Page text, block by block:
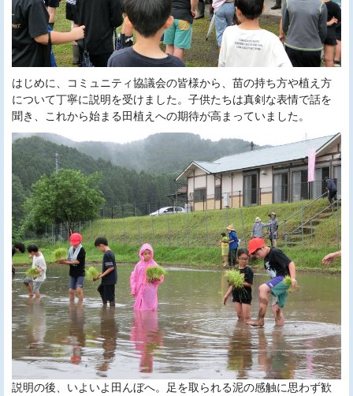
はじめに、コミュニティ協議会の皆様から、苗の持ち方や植え方
について丁寧に説明を受けました。子供たちは真剣な表情で話を
聞き、これから始まる田植えへの期待が高まっていました。
説明の後、いよいよ田んぼへ。足を取られる泥の感触に思わず歓